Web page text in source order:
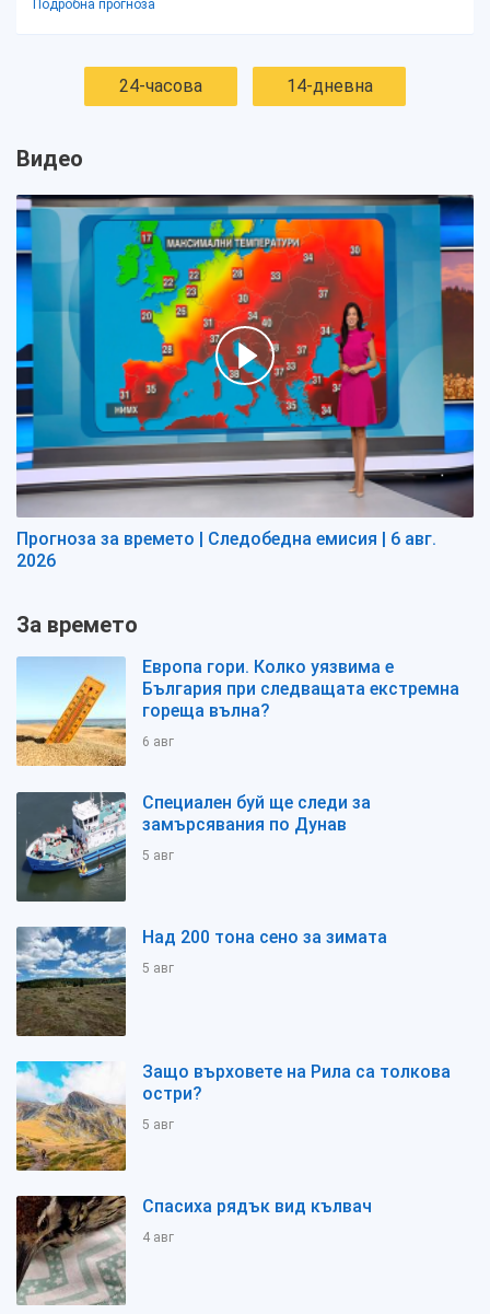
Подробна прогноза
24-часова 14-дневна
Видео
Прогноза за времето | Следобедна емисия | 6 авг.
2026
За времето
Европа гори. Колко уязвима е
България при следващата екстремна
гореща вълна?
6 авг
Специален буй ще следи за
замърсявания по Дунав
5 авг
Над 200 тона сено за зимата
5 авг
Защо върховете на Рила са толкова
остри?
5 авг
Спасиха рядък вид кълвач
4 авг